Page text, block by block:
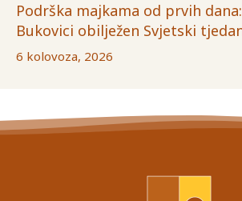
Podrška majkama od prvih
Bukovici obilježen Svjetski
6 kolovoza, 2026